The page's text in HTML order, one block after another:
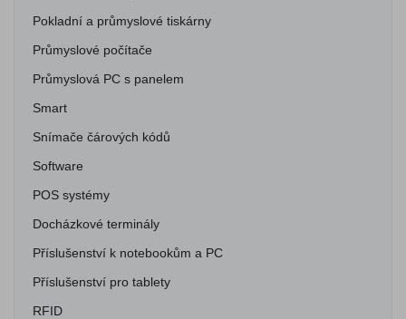
Pokladní a průmyslové tiskárny
Průmyslové počítače
Průmyslová PC s panelem
Smart
Snímače čárových kódů
Software
POS systémy
Docházkové terminály
Příslušenství k notebookům a PC
Příslušenství pro tablety
RFID